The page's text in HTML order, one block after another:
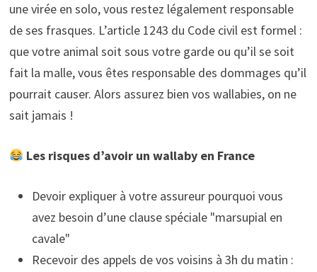
une virée en solo, vous restez légalement responsable
de ses frasques. L’article 1243 du Code civil est formel :
que votre animal soit sous votre garde ou qu’il se soit
fait la malle, vous êtes responsable des dommages qu’il
pourrait causer. Alors assurez bien vos wallabies, on ne
sait jamais !
Les risques d’avoir un wallaby en France
Devoir expliquer à votre assureur pourquoi vous
avez besoin d’une clause spéciale "marsupial en
cavale"
Recevoir des appels de vos voisins à 3h du matin :